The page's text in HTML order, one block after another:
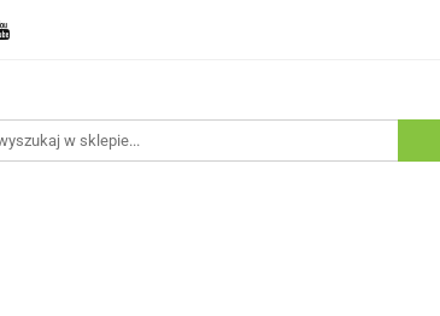
Promocje